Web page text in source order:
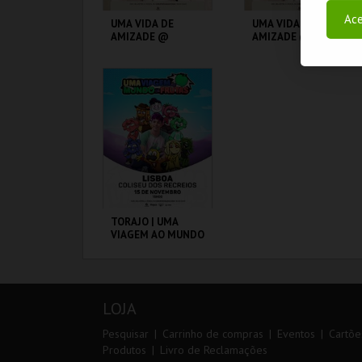
UMA VIDA DE
AMIZADE @
C. A. C. MORTÁGUA
MAIS INFO
COMPRAR
UMA VIDA DE
AMIZADE @ LEIRIA
TORAJO | UMA
VIAGEM AO MUNDO
COMPRAR
LOJA
Pesquisar Carrinho de compras Eventos
Produtos
Livro de Reclamações